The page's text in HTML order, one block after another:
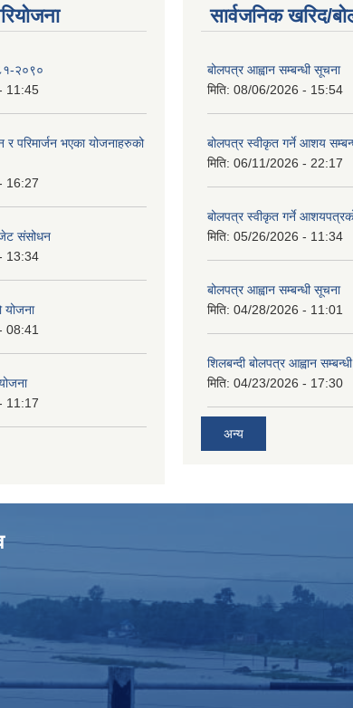
२०९०
11:45
परिमार्जन भएका योजनाहरुको
16:27
संसोधन
13:34
08:41
11:17
सार्वजनिक खरिद/
बोलपत्र आह्वान सम्बन्धी सूचना
मिति: 08/06/2026 - 15:54
बोलपत्र स्वीकृत गर्ने आशय
मिति: 06/11/2026 - 22:17
बोलपत्र स्वीकृत गर्ने
मिति: 05/26/2026 - 11:34
बोलपत्र आह्वान सम्बन्धी सूचना
मिति: 04/28/2026 - 11:01
शिलबन्दी बोलपत्र आह्वान
मिति: 04/23/2026 - 17:30
अन्य